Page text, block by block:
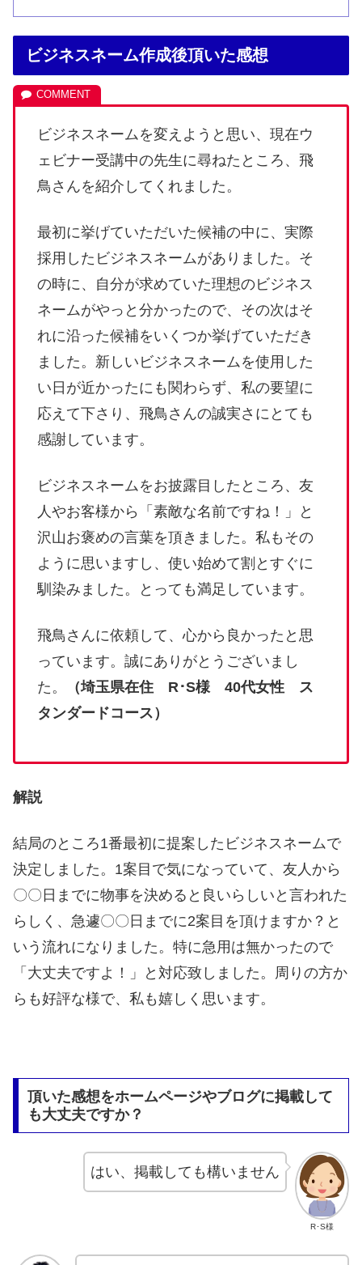
ビジネスネーム作成後頂いた感想
ビジネスネームを変えようと思い、現在ウ
ェビナー受講中の先生に尋ねたところ、飛
鳥さんを紹介してくれました。
最初に挙げていただいた候補の中に、実際
採用したビジネスネームがありました。そ
の時に、自分が求めていた理想のビジネス
ネームがやっと分かったので、その次はそ
れに沿った候補をいくつか挙げていただき
ました。新しいビジネスネームを使用した
い日が近かったにも関わらず、私の要望に
応えて下さり、飛鳥さんの誠実さにとても
感謝しています。
ビジネスネームをお披露目したところ、友
人やお客様から「素敵な名前ですね！」と
沢山お褒めの言葉を頂きました。私もその
ように思いますし、使い始めて割とすぐに
馴染みました。とっても満足しています。
飛鳥さんに依頼して、心から良かったと思
っています。誠にありがとうございまし
た。
（埼玉県在住 R･S様 40代女性 ス
タンダードコース）
解説
結局のところ1番最初に提案したビジネスネームで
決定しました。1案目で気になっていて、友人から
〇〇日までに物事を決めると良いらしいと言われた
らしく、急遽〇〇日までに2案目を頂けますか？と
いう流れになりました。特に急用は無かったので
「大丈夫ですよ！」と対応致しました。周りの方か
らも好評な様で、私も嬉しく思います。
頂いた感想をホームページやブログに掲載して
も大丈夫ですか？
R･S様
はい、掲載しても構いません